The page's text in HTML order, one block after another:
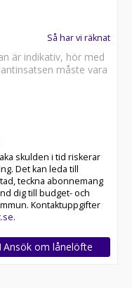
Så har vi räknat
är indikativ, hör med
måste vara
skulden i tid riskerar
Det kan leda till
teckna abonnemang
dig till budget- och
Kontaktuppgifter
.
Ansök om lånelöfte